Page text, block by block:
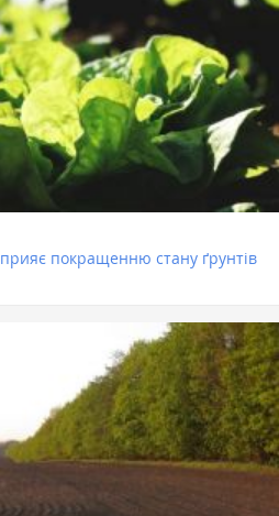
покращенню стану ґрунтів